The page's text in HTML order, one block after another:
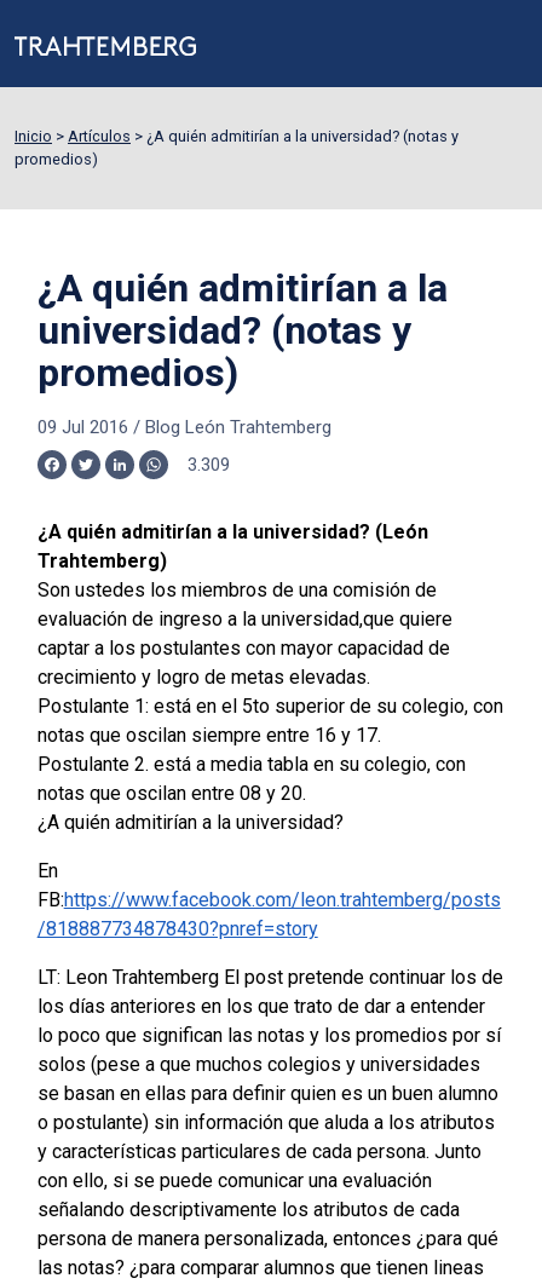
Inicio > Artículos > ¿A quién admitirían a la universidad? (notas y
promedios)
¿A quién admitirían a la
universidad? (notas y
promedios)
09 Jul 2016 / Blog León Trahtemberg
Facebook
TwitterLinkedInWhatsApp
3.309
¿A quién admitirían a la universidad? (León
Trahtemberg)
Son ustedes los miembros de una comisión de
evaluación de ingreso a la universidad,que quiere
captar a los postulantes con mayor capacidad de
crecimiento y logro de metas elevadas.
Postulante 1: está en el 5to superior de su colegio, con
notas que oscilan siempre entre 16 y 17.
Postulante 2. está a media tabla en su colegio, con
notas que oscilan entre 08 y 20.
¿A quién admitirían a la universidad?
En
FB:https://www.facebook.com/leon.trahtemberg/posts
/818887734878430?pnref=story
LT: Leon Trahtemberg El post pretende continuar los de
los días anteriores en los que trato de dar a entender
lo poco que significan las notas y los promedios por sí
solos (pese a que muchos colegios y universidades
se basan en ellas para definir quien es un buen alumno
o postulante) sin información que aluda a los atributos
y características particulares de cada persona. Junto
con ello, si se puede comunicar una evaluación
señalando descriptivamente los atributos de cada
persona de manera personalizada, entonces ¿para qué
las notas? ¿para comparar alumnos que tienen lineas